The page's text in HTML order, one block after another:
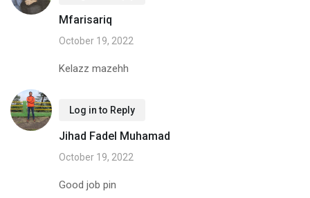
Mfarisariq
October 19, 2022
Kelazz mazehh
Log in to Reply
Jihad Fadel Muhamad
October 19, 2022
Good job pin